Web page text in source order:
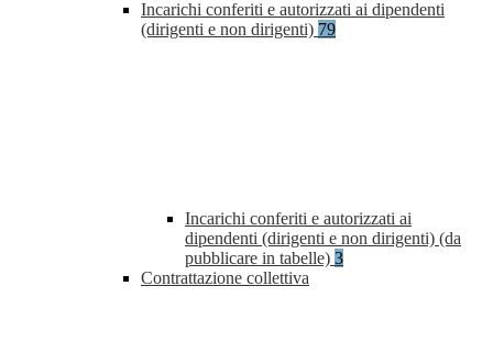
Incarichi conferiti e autorizzati ai dipendenti
(dirigenti e non dirigenti) 79
Incarichi conferiti e autorizzati ai
dipendenti (dirigenti e non dirigenti) (da
pubblicare in tabelle) 3
Contrattazione collettiva